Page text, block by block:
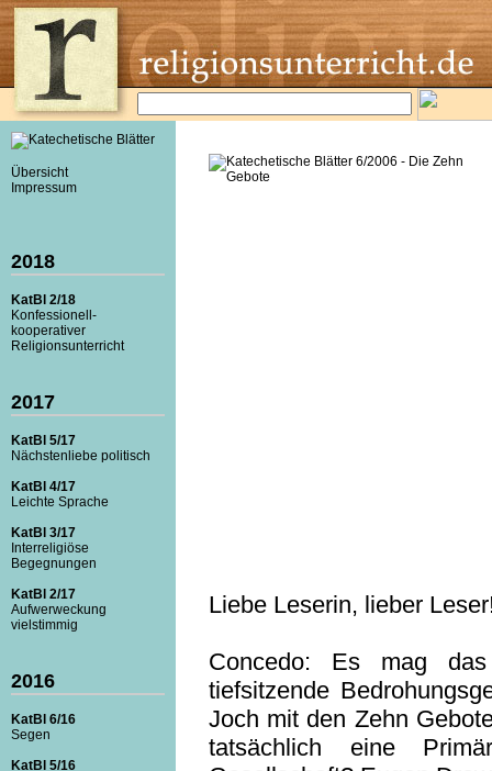
Übersicht
Impressum
2018
KatBl 2/18
Konfessionell-
kooperativer
Religionsunterricht
2017
KatBl 5/17
Nächstenliebe politisch
KatBl 4/17
Leichte Sprache
KatBl 3/17
Interreligiöse
Begegnungen
KatBl 2/17
Aufwerweckung
vielstimmig
2016
KatBl 6/16
Segen
KatBl 5/16
Liebe Leserin, lieber
Concedo: Es mag
tiefsitzende
Joch mit den Zehn
tatsächlich eine